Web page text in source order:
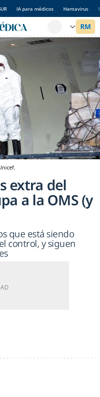
IA para médicos Hantavirus
extra del
a la OMS (y
que está siendo
control, y siguen